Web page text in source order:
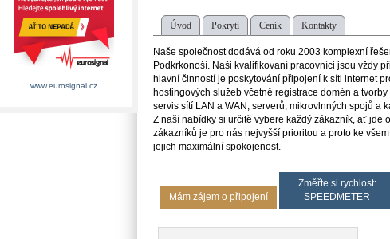
Úvod Pokrytí Ceník Kontakty
Naše společnost dodává od roku 2003 komplexní
Podkrkonoší. Naši kvalifikovaní pracovníci jsou vždy
hlavní činností je poskytování připojení k síti internet
hostingových služeb včetně registrace domén a
servis sítí LAN a WAN, serverů, mikrovlnných spojů a
Z naší nabídky si určitě vybere každý zákazník, ať jde
zákazníků je pro nás nejvyšší prioritou a proto ke
jejich maximální spokojenost.
Mám zájem o připojení
Změřte si rychlost:
SPEEDMETER
www.eurosignal.cz